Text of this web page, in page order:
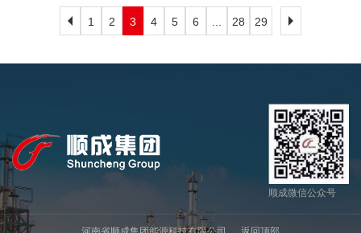
1 2 3 4 5 6 28 29
顺成微信公众号